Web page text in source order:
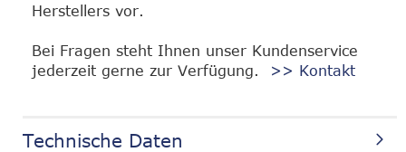
Herstellers vor.
Bei Fragen steht Ihnen unser Kundenservice
jederzeit gerne zur Verfügung.
>> Kontakt
Technische Daten